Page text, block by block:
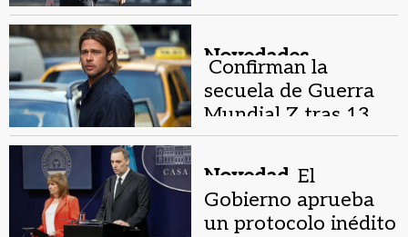
Novedades.
Confirman la
secuela de Guerra
Mundial Z tras 13
años de su primer
película
Novedad. El
Gobierno aprueba
un protocolo inédito